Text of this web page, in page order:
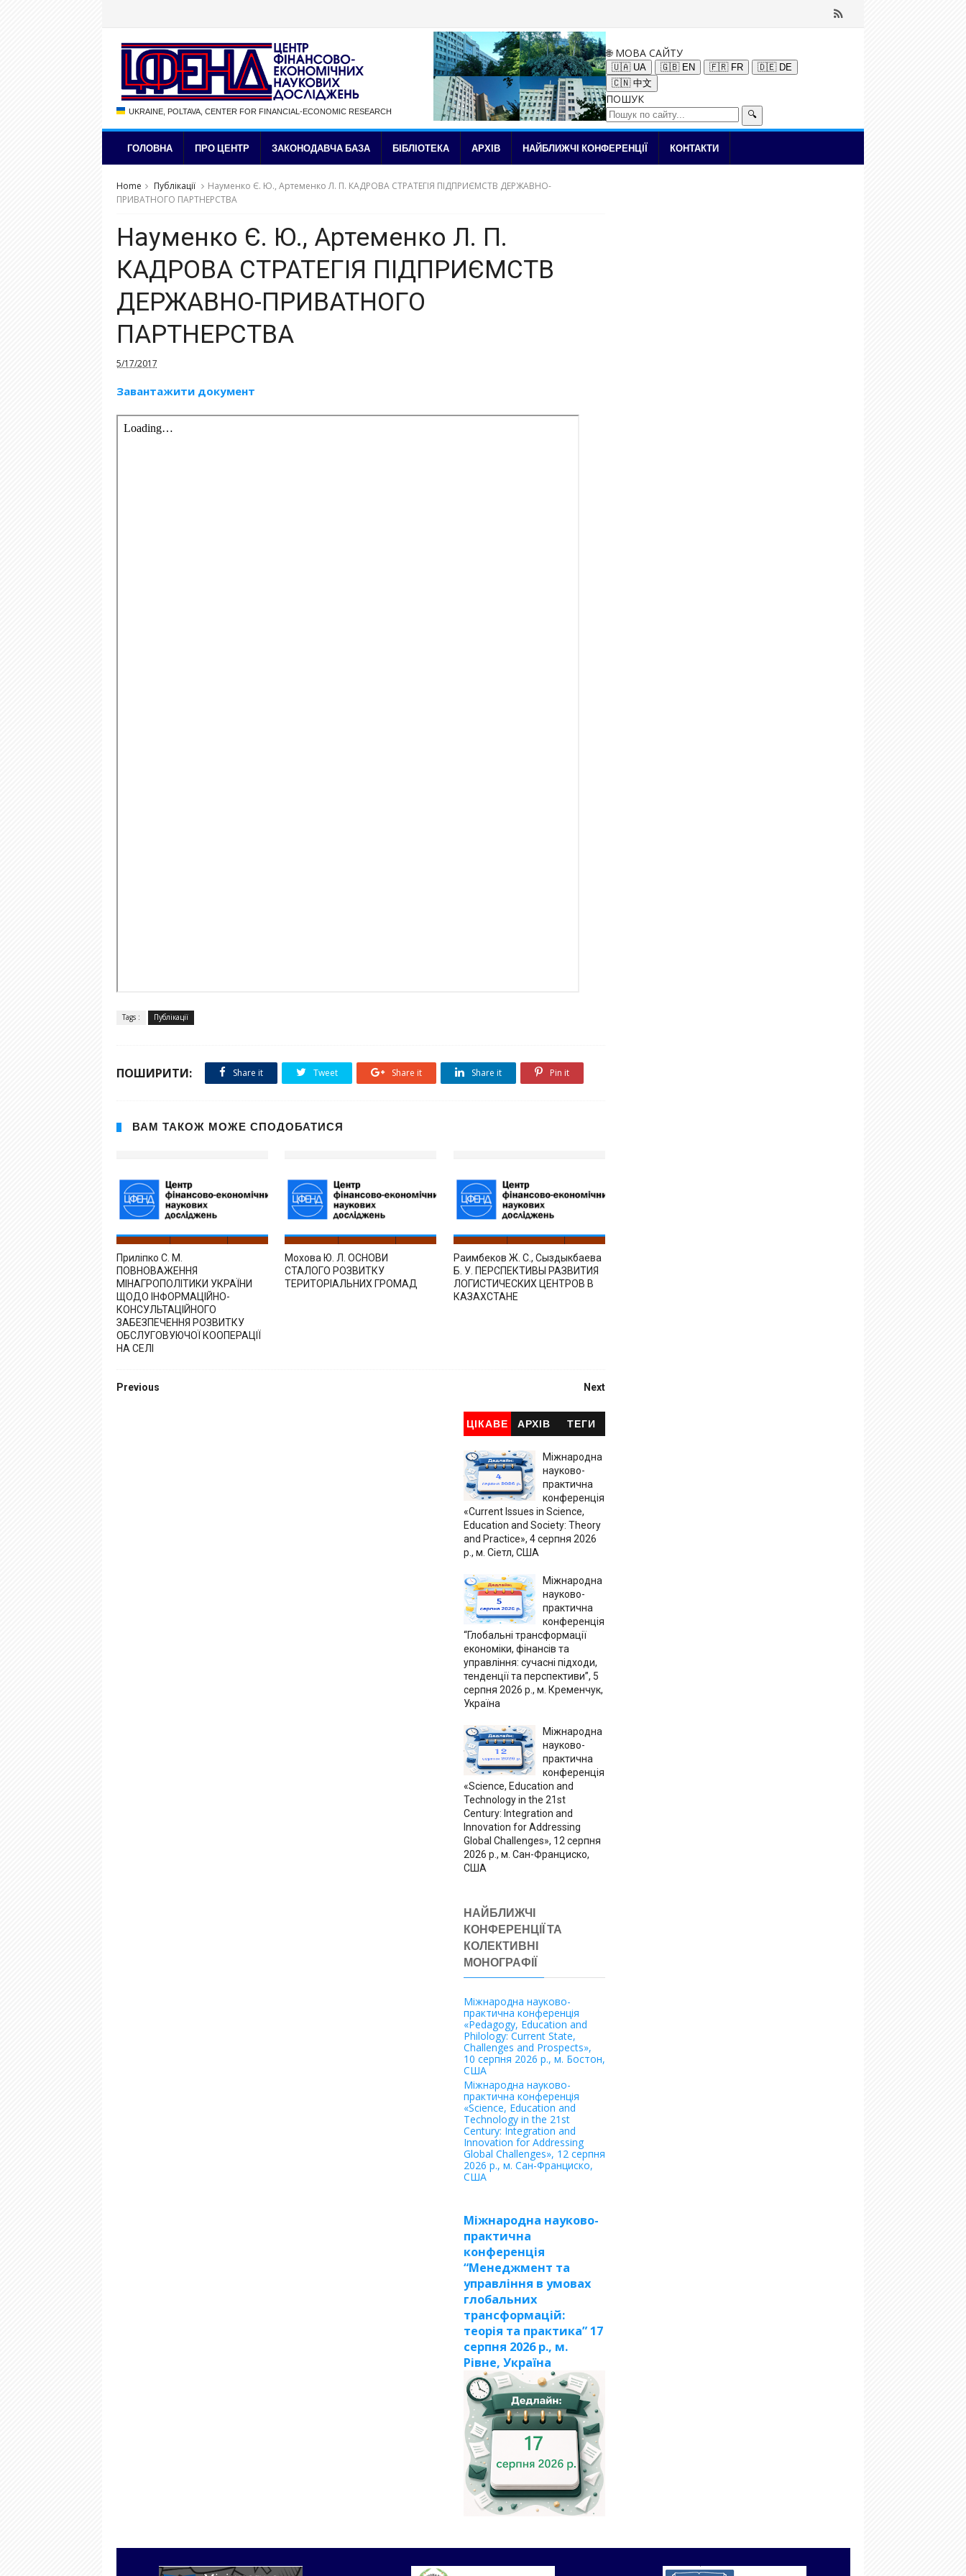
UKRAINE, POLTAVA, CENTER FOR FINANCIAL-ECONOMIC RESEARCH
🌐 МОВА САЙТУ
🇺🇦 UA 🇬🇧 EN 🇫🇷 FR
🇩🇪 DE
🇨🇳 中文
ПОШУК
🔍
✉ Підписка на новини
ГОЛОВНА ПРО ЦЕНТР ЗАКОНОДАВЧА БАЗА БІБЛІОТЕКА АРХІВ НАЙБЛИЖЧІ КОНФЕРЕНЦІЇ КОНТАКТИ
Home Публікації
Науменко Є. Ю., Артеменко Л. П. КАДРОВА СТРАТЕГІЯ ПІДПРИЄМСТВ ДЕРЖАВНО-
ПРИВАТНОГО ПАРТНЕРСТВА
Науменко Є. Ю., Артеменко Л. П.
КАДРОВА СТРАТЕГІЯ ПІДПРИЄМСТВ
ДЕРЖАВНО-ПРИВАТНОГО
ПАРТНЕРСТВА
5/17/2017
Завантажити документ
Tags : Публікації
ПОШИРИТИ: Share it Tweet Share it Share it Pin it
ВАМ ТАКОЖ МОЖЕ СПОДОБАТИСЯ
Приліпко С. М.
ПОВНОВАЖЕННЯ
МІНАГРОПОЛІТИКИ УКРАЇНИ
ЩОДО ІНФОРМАЦІЙНО-
КОНСУЛЬТАЦІЙНОГО
ЗАБЕЗПЕЧЕННЯ РОЗВИТКУ
ОБСЛУГОВУЮЧОЇ КООПЕРАЦІЇ
НА СЕЛІ
Мохова Ю. Л. ОСНОВИ
СТАЛОГО РОЗВИТКУ
ТЕРИТОРІАЛЬНИХ ГРОМАД
Раимбеков Ж. С., Сыздыкбаева
Б. У. ПЕРСПЕКТИВЫ РАЗВИТИЯ
ЛОГИСТИЧЕСКИХ ЦЕНТРОВ В
КАЗАХСТАНЕ
Next
Previous
ЦІКАВЕ АРХІВ ТЕГИ
Міжнародна
науково-
практична
конференція
«Current Issues in Science,
Education and Society: Theory
and Practice», 4 серпня 2026
р., м. Сіетл, США
Міжнародна
науково-
практична
конференція
“Глобальні трансформації
економіки, фінансів та
управління: сучасні підходи,
тенденції та перспективи”, 5
серпня 2026 р., м. Кременчук,
Україна
Міжнародна
науково-
практична
конференція
«Science, Education and
Technology in the 21st
Century: Integration and
Innovation for Addressing
Global Challenges», 12 серпня
2026 р., м. Сан-Франциско,
США
НАЙБЛИЖЧІ
КОНФЕРЕНЦІЇ ТА
КОЛЕКТИВНІ
МОНОГРАФІЇ
Міжнародна науково-
практична конференція
«Pedagogy, Education and
Philology: Current State,
Challenges and Prospects»,
10 серпня 2026 р., м. Бостон,
США
Міжнародна науково-
практична конференція
«Science, Education and
Technology in the 21st
Century: Integration and
Innovation for Addressing
Global Challenges», 12 серпня
2026 р., м. Сан-Франциско,
США
Міжнародна науково-
практична
конференція
“Менеджмент та
управління в умовах
глобальних
трансформацій:
теорія та практика” 17
серпня 2026 р., м.
Рівне, Україна